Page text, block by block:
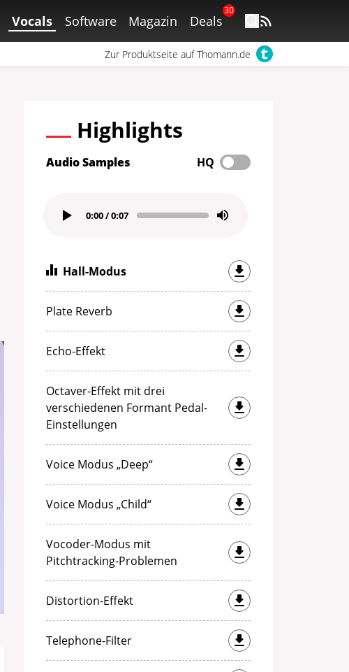
Vocals Software Magazin Deals
30
Zur Produktseite auf Thomann.de
Highlights
Audio Samples HQ
0:00/0:07
Hall-Modus
Plate Reverb
Echo-Effekt
Octaver-Effekt mit drei
verschiedenen Formant Pedal-
Einstellungen
Voice Modus „Deep“
Voice Modus „Child“
Vocoder-Modus mit
Pitchtracking-Problemen
Distortion-Effekt
Telephone-Filter